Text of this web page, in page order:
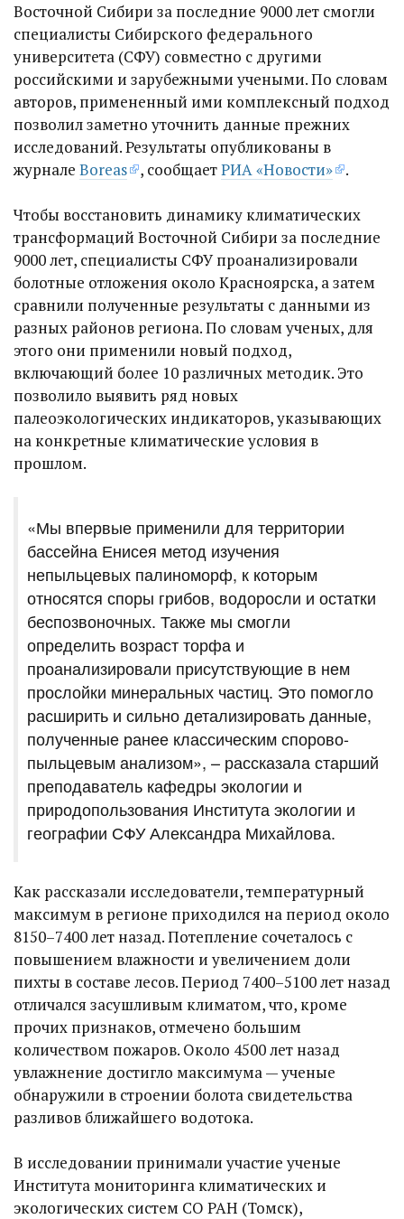
Восточной Сибири за последние 9000 лет смогли
специалисты Сибирского федерального
университета (СФУ) совместно с другими
российскими и зарубежными учеными. По словам
авторов, примененный ими комплексный подход
позволил заметно уточнить данные прежних
исследований. Результаты опубликованы в
журнале Boreas , сообщаетРИА «Новости» .
Чтобы восстановить динамику климатических
трансформаций Восточной Сибири за последние
9000 лет, специалисты СФУ проанализировали
болотные отложения около Красноярска, а затем
сравнили полученные результаты с данными из
разных районов региона. По словам ученых, для
этого они применили новый подход,
включающий более 10 различных методик. Это
позволило выявить ряд новых
палеоэкологических индикаторов, указывающих
на конкретные климатические условия в
прошлом.
«Мы впервые применили для территории
бассейна Енисея метод изучения
непыльцевых палиноморф, к которым
относятся споры грибов, водоросли и остатки
беcпозвоночных. Также мы смогли
определить возраст торфа и
проанализировали присутствующие в нем
прослойки минеральных частиц. Это помогло
расширить и сильно детализировать данные,
полученные ранее классическим спорово-
пыльцевым анализом», – рассказала старший
преподаватель кафедры экологии и
природопользования Института экологии и
географии СФУ Александра Михайлова.
Как рассказали исследователи, температурный
максимум в регионе приходился на период около
8150–7400 лет назад. Потепление сочеталось с
повышением влажности и увеличением доли
пихты в составе лесов. Период 7400–5100 лет назад
отличался засушливым климатом, что, кроме
прочих признаков, отмечено большим
количеством пожаров. Около 4500 лет назад
увлажнение достигло максимума — ученые
обнаружили в строении болота свидетельства
разливов ближайшего водотока.
В исследовании принимали участие ученые
Института мониторинга климатических и
экологических систем СО РАН (Томск),